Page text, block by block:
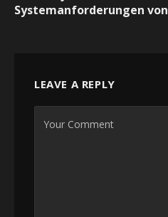
Systemanforderungen
LEAVE A REPLY